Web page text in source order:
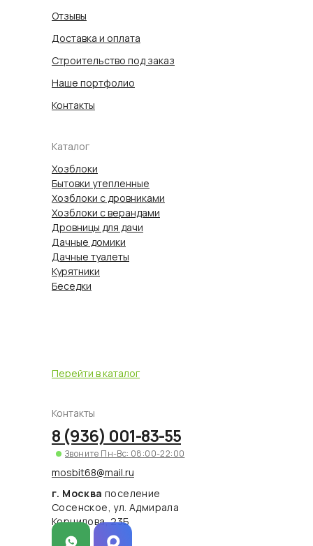
г. Москва поселение
Сосенское, ул. Адмирала
Корнилова, 23Б
8 (936) 001-83-55
Звоните Пн-Вс: 08:00-22:00
mosbit68@mail.ru
Контакты
Каталог
Перейти в каталог
Хозблоки
Бытовки утепленные
Хозблоки с дровниками
Хозблоки с верандами
Дровницы для дачи
Дачные домики
Дачные туалеты
Курятники
Беседки
Контакты
Наше портфолио
Строительство под заказ
Доставка и оплата
Отзывы